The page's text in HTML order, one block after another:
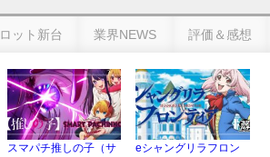
ATTACK」を狙え！
空『ファン試打会』感想＆画像報告まとめ｜金木犀
アスタート、原作愛溢れる演出に感動 etc…
発表｜使用金額中央値「1万円-3万円/1回」「遊技
等々…
ット新台 業界NEWS 評価＆感想
スマパチ推しの子（サ
eシャングリラフロン